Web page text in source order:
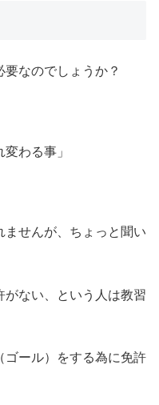
なのでしょうか？
わる事」
せんが、ちょっと聞い
ない、という人は教習
ゴール）をする為に免許